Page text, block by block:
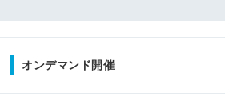
オンデマンド開催